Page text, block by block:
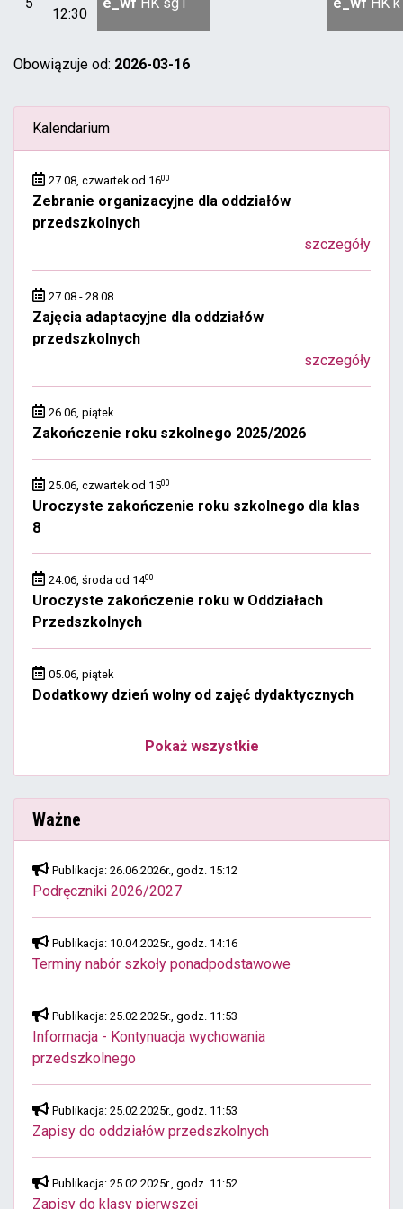
5
12:30
e_wf HK sg1 e_wf HK k
Obowiązuje od: 2026-03-16
Kalendarium
27.08, czwartek od 1600
Zebranie organizacyjne dla oddziałów
przedszkolnych
szczegóły
27.08 - 28.08
Zajęcia adaptacyjne dla oddziałów
przedszkolnych
szczegóły
26.06, piątek
Zakończenie roku szkolnego 2025/2026
25.06, czwartek od 1500
Uroczyste zakończenie roku szkolnego dla klas
8
24.06, środa od 1400
Uroczyste zakończenie roku w Oddziałach
Przedszkolnych
05.06, piątek
Dodatkowy dzień wolny od zajęć dydaktycznych
Pokaż wszystkie
Ważne
Publikacja: 26.06.2026r., godz. 15:12
Podręczniki 2026/2027
Publikacja: 10.04.2025r., godz. 14:16
Terminy nabór szkoły ponadpodstawowe
Publikacja: 25.02.2025r., godz. 11:53
Informacja - Kontynuacja wychowania
przedszkolnego
Publikacja: 25.02.2025r., godz. 11:53
Zapisy do oddziałów przedszkolnych
Publikacja: 25.02.2025r., godz. 11:52
Zapisy do klasy pierwszej